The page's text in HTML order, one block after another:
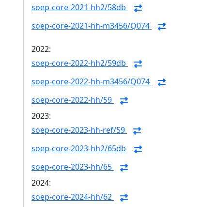
soep-core-2021-hh2/58db
soep-core-2021-hh-m3456/Q074
2022:
soep-core-2022-hh2/59db
soep-core-2022-hh-m3456/Q074
soep-core-2022-hh/59
2023:
soep-core-2023-hh-ref/59
soep-core-2023-hh2/65db
soep-core-2023-hh/65
2024:
soep-core-2024-hh/62